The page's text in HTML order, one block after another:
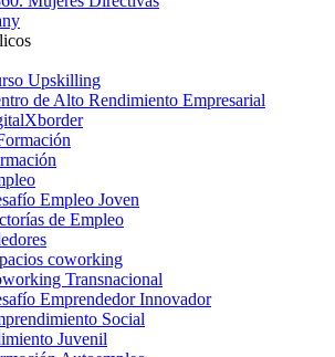
Upskilling
de Alto Rendimiento Empresarial
Empleo Joven
de Empleo
coworking
Transnacional
Emprendedor Innovador
Social
Juvenil